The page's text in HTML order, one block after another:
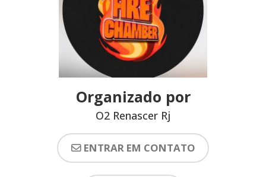
Organizado por
O2 Renascer Rj
ENTRAR EM CONTATO